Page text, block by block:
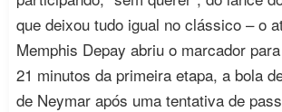
que deixou tudo igual no clássico – o
Memphis Depay abriu o marcador
21 minutos da primeira etapa, a bola
de Neymar após uma tentativa de